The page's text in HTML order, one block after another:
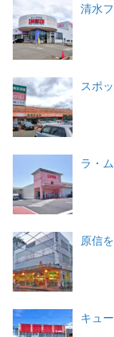
清水
スポ
ラ・
原信
キュ